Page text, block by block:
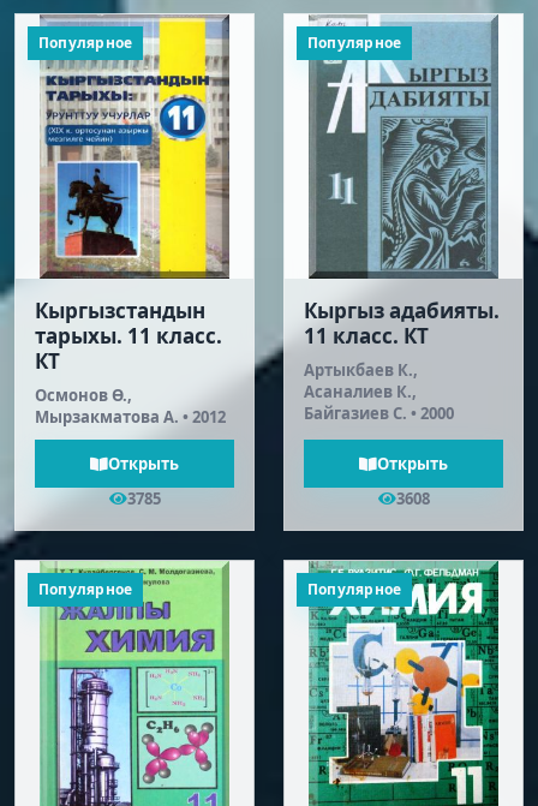
Популярное
Кыргызстандын
тарыхы. 11 класс.
КТ
Осмонов Ө.,
Мырзакматова А. • 2012
Открыть
3785
Популярное
Кыргыз адабияты.
11 класс. КТ
Артыкбаев К.,
Асаналиев К.,
Байгазиев С. • 2000
Открыть
3608
Популярное Популярное